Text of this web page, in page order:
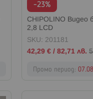
-23%
CHIPOLINO
2,8 LCD
SKU: 201181
Промо
цена
42,29 € /82,71 лв.
Промо период: